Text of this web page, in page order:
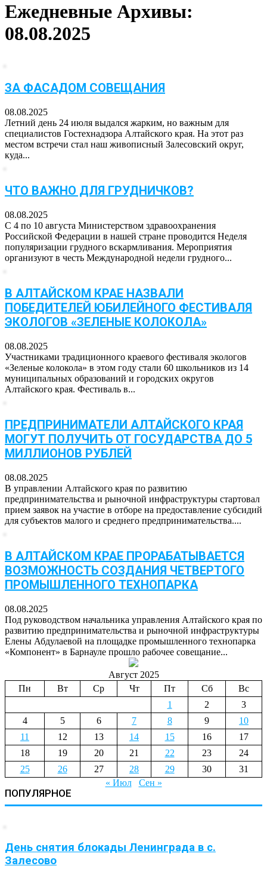
Ежедневные Архивы:
08.08.2025
ЗА ФАСАДОМ СОВЕЩАНИЯ
08.08.2025
Летний день 24 июля выдался жарким, но важным для
специалистов Гостехнадзора Алтайского края. На этот раз
местом встречи стал наш живописный Залесовский округ,
куда...
ЧТО ВАЖНО ДЛЯ ГРУДНИЧКОВ?
08.08.2025
С 4 по 10 августа Министерством здравоохранения
Российской Федерации в нашей стране проводится Неделя
популяризации грудного вскармливания. Мероприятия
организуют в честь Международной недели грудного...
В АЛТАЙСКОМ КРАЕ НАЗВАЛИ
ПОБЕДИТЕЛЕЙ ЮБИЛЕЙНОГО ФЕСТИВАЛЯ
ЭКОЛОГОВ «ЗЕЛЕНЫЕ КОЛОКОЛА»
08.08.2025
Участниками традиционного краевого фестиваля экологов
«Зеленые колокола» в этом году стали 60 школьников из 14
муниципальных образований и городских округов
Алтайского края. Фестиваль в...
ПРЕДПРИНИМАТЕЛИ АЛТАЙСКОГО КРАЯ
МОГУТ ПОЛУЧИТЬ ОТ ГОСУДАРСТВА ДО 5
МИЛЛИОНОВ РУБЛЕЙ
08.08.2025
В управлении Алтайского края по развитию
предпринимательства и рыночной инфраструктуры стартовал
прием заявок на участие в отборе на предоставление субсидий
для субъектов малого и среднего предпринимательства....
В АЛТАЙСКОМ КРАЕ ПРОРАБАТЫВАЕТСЯ
ВОЗМОЖНОСТЬ СОЗДАНИЯ ЧЕТВЕРТОГО
ПРОМЫШЛЕННОГО ТЕХНОПАРКА
08.08.2025
Под руководством начальника управления Алтайского края по
развитию предпринимательства и рыночной инфраструктуры
Елены Абдулаевой на площадке промышленного технопарка
«Компонент» в Барнауле прошло рабочее совещание...
Август 2025
Пн
Вт Ср Чт Пт Сб
Вс
1
2
3
4
5 6 7 8 9
10
11
12 13 14 15 16
17
18
19 20 21 22 23
24
25
26 27 28 29 30
31
« Июл
Сен »
ПОПУЛЯРНОЕ
День снятия блокады Ленинграда в с.
Залесово